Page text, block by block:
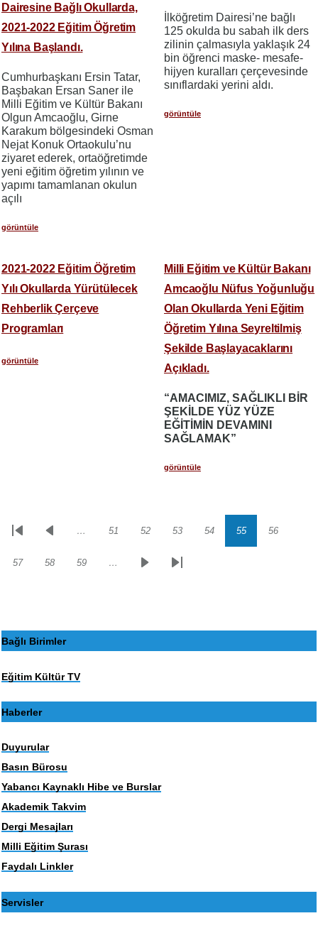
Dairesine Bağlı Okullarda,
2021-2022 Eğitim Öğretim
Yılına Başlandı.
Cumhurbaşkanı Ersin Tatar,
Başbakan Ersan Saner ile
Milli Eğitim ve Kültür Bakanı
Olgun Amcaoğlu, Girne
Karakum bölgesindeki Osman
Nejat Konuk Ortaokulu’nu
ziyaret ederek, ortaöğretimde
yeni eğitim öğretim yılının ve
yapımı tamamlanan okulun
açılı
görüntüle
İlköğretim Dairesi’ne bağlı
125 okulda bu sabah ilk ders
zilinin çalmasıyla yaklaşık 24
bin öğrenci maske- mesafe-
hijyen kuralları çerçevesinde
sınıflardaki yerini aldı.
görüntüle
2021-2022 Eğitim Öğretim
Yılı Okullarda Yürütülecek
Rehberlik Çerçeve
Programları
görüntüle
Milli Eğitim ve Kültür Bakanı
Amcaoğlu Nüfus Yoğunluğu
Olan Okullarda Yeni Eğitim
Öğretim Yılına Seyreltilmiş
Şekilde Başlayacaklarını
Açıkladı.
“AMACIMIZ, SAĞLIKLI BİR
ŞEKİLDE YÜZ YÜZE
EĞİTİMİN DEVAMINI
SAĞLAMAK”
görüntüle
Sayfalama
İlk
Önceki… Sayfa
51 Sayfa
52 Sayfa
53 Sayfa
54 Sayfa
55 Sayfa
56
Sayfa
57 Sayfa
58 Sayfa
59 …
SonrakiSon
Bağlı Birimler
Eğitim Kültür TV
Haberler
Duyurular
Basın Bürosu
Yabancı Kaynaklı Hibe ve Burslar
Akademik Takvim
Dergi Mesajları
Milli Eğitim Şurası
Faydalı Linkler
Servisler